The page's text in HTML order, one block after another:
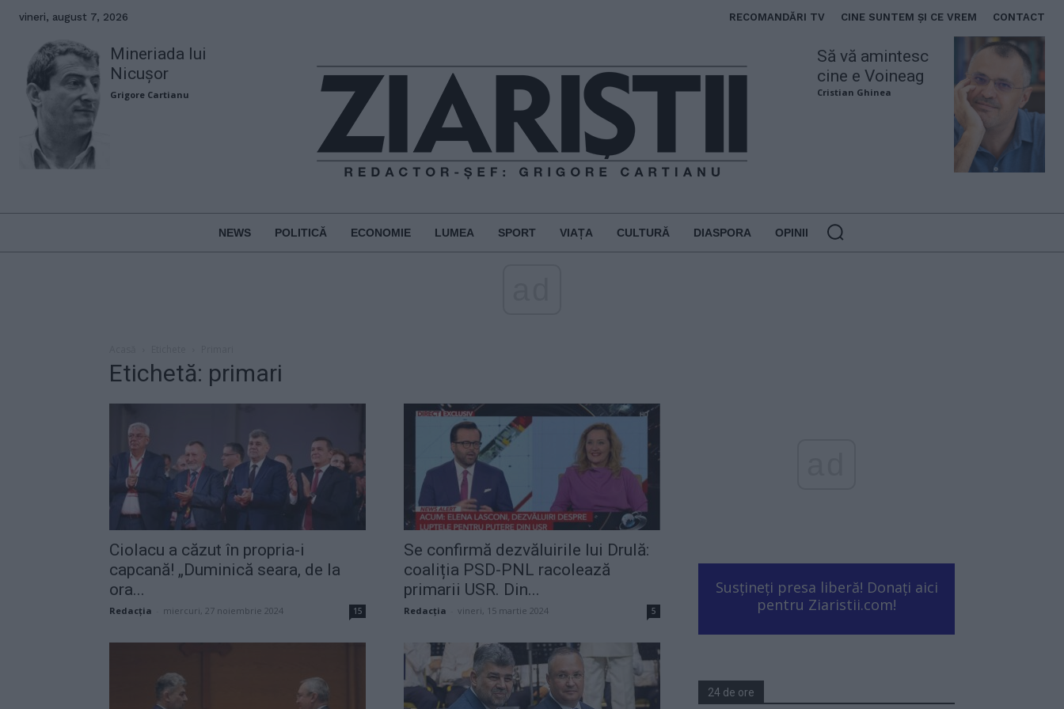
vineri, august 7, 2026 RECOMANDĂRI TV CINE SUNTEM ȘI CE VREM CONTACT
Mineriada lui
Nicușor
Grigore Cartianu
Să vă amintesc
cine e Voineag
Cristian Ghinea
NEWS POLITICĂ ECONOMIE LUMEA SPORT VIAȚA CULTURĂ DIASPORA OPINII
Etichetă: primari
Ciolacu a căzut în propria-i
capcană! „Duminică seara, de la
ora...
Redacţia miercuri, 27 noiembrie 2024 15
Se confirmă dezvăluirile lui Drulă:
coaliția PSD-PNL racolează
primarii USR. Din...
Redacţia vineri, 15 martie 2024 5
Susțineți presa liberă! Donați aici
pentru Ziaristii.com!
24 de ore